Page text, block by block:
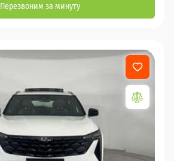
Перезвоним за минуту